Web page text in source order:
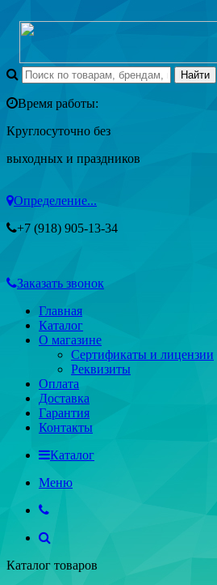
Время работы:
Круглосуточно без
выходных и праздников
Определение...
+7 (918) 905-13-34
Заказать звонок
Главная
Каталог
О магазине
Сертификаты и лицензии
Реквизиты
Оплата
Доставка
Гарантия
Контакты
Каталог
Меню
Каталог товаров